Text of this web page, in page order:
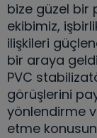
bize güzel bir
ekibimiz,
ilişkileri
bir araya
PVC
görüşlerini
yönlendirme
etme